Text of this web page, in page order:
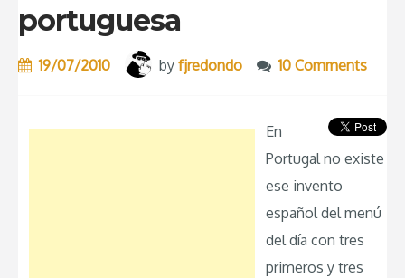
portuguesa
19/07/2010 by fjredondo 10 Comments
En
Portugal no existe
ese invento
español del menú
del día con tres
primeros y tres